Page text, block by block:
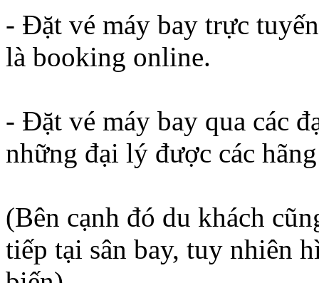
- Đặt vé máy bay trực
là booking online.
- Đặt vé máy bay qua các
những đại lý được các
(Bên cạnh đó du khách
tiếp tại sân bay, tuy nhiên